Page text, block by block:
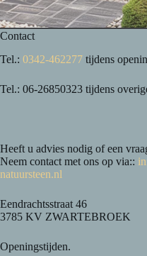
Contact
Tel.: 0342-462277 tijdens
Tel.: 06-26850323 tijdens
Heeft u advies nodig of een
Neem contact met ons op via::
natuursteen.nl
Eendrachtsstraat 46
3785 KV ZWARTEBROEK
Openingstijden.